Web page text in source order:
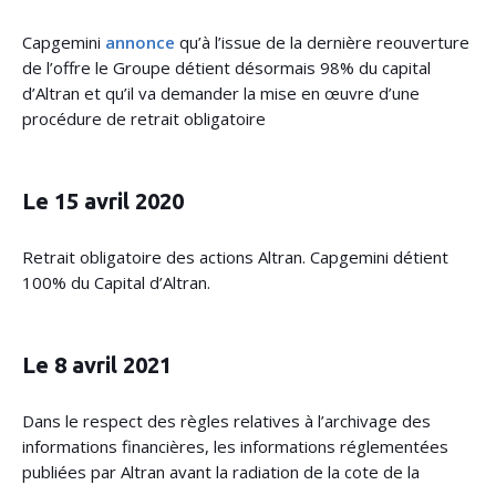
Capgemini annonce qu’à l’issue de la dernière reouverture
de l’offre le Groupe détient désormais 98% du capital
d’Altran et qu’il va demander la mise en œuvre d’une
procédure de retrait obligatoire
Le 15 avril 2020
Retrait obligatoire des actions Altran. Capgemini détient
100% du Capital d’Altran.
Le 8 avril 2021
Dans le respect des règles relatives à l’archivage des
informations financières, les informations réglementées
publiées par Altran avant la radiation de la cote de la